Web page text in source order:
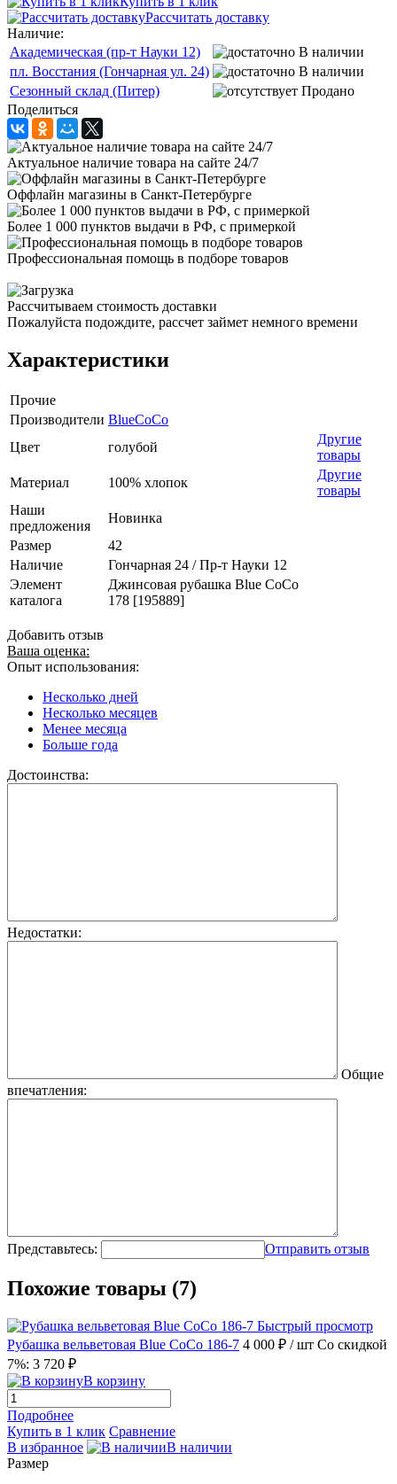
Рассчитать доставку
Наличие:
Академическая (пр-т Науки 12)
В наличии
пл. Восстания (Гончарная ул. 24)
В наличии
Сезонный склад (Питер)
Продано
Поделиться
Актуальное наличие товара на сайте 24/7
Оффлайн магазины в Санкт-Петербурге
Более 1 000 пунктов выдачи в РФ, с примеркой
Профессиональная помощь в подборе товаров
Рассчитываем стоимость доставки
Пожалуйста подождите, рассчет займет немного времени
Характеристики
Прочие
Производители BlueCoCo
Цвет
голубой
Другие
товары
Материал
100% хлопок
Другие
товары
Наши
предложения
Новинка
Размер
42
Наличие
Гончарная 24 / Пр-т Науки 12
Элемент
каталога
Джинсовая рубашка Blue CoCo
178 [195889]
Добавить отзыв
Ваша оценка:
Опыт использования:
Несколько дней
Несколько месяцев
Менее месяца
Больше года
Достоинства:
Недостатки:
Общие
впечатления:
Представьтесь: Отправить отзыв
Похожие товары (7)
Быстрый просмотр
Рубашка вельветовая Blue CoCo 186-7 4 000 ₽ / шт Со скидкой
7%: 3 720 ₽
В корзину
Подробнее
Купить в 1 клик Сравнение
В избранное
В наличии
Размер